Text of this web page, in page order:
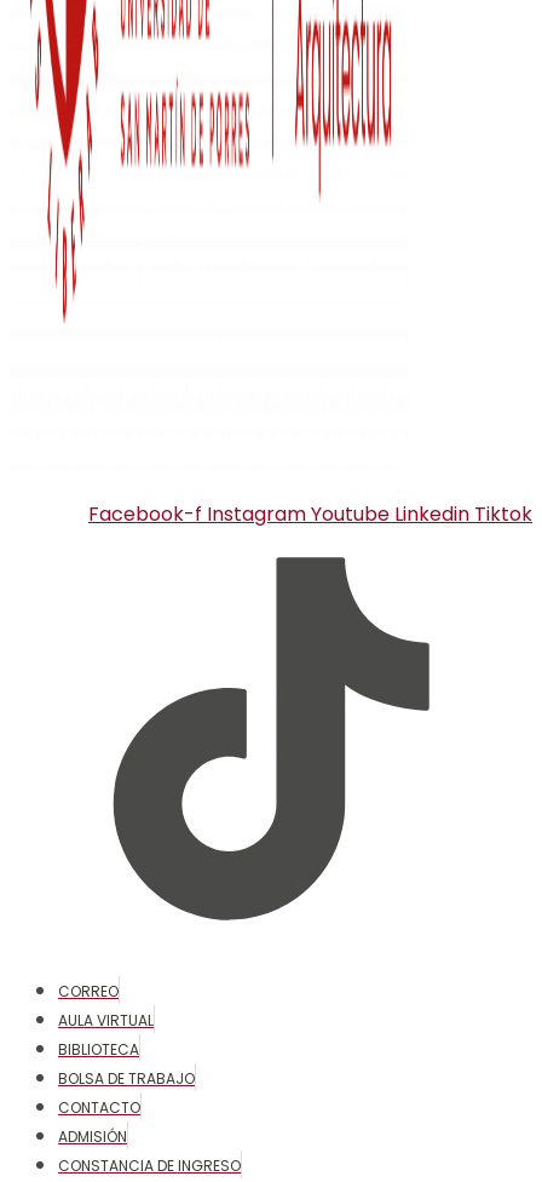
Facebook-f InstagramYoutube Linkedin Tiktok
CORREO
AULA VIRTUAL
BIBLIOTECA
BOLSA DE TRABAJO
CONTACTO
ADMISIÓN
CONSTANCIA DE INGRESO